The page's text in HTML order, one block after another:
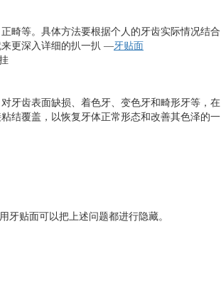
正畸等。具体方法要根据个人的牙齿实际情况结合
来更深入详细的扒一扒 —牙贴面
牙齿表面缺损、着色牙、变色牙和畸形牙等，在
结覆盖，以恢复牙体正常形态和改善其色泽的一
牙贴面可以把上述问题都进行隐藏。